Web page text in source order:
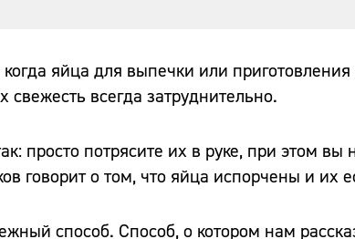
яйца для выпечки или
всегда затруднительно.
просто потрясите их в руке, при этом
говорит о том, что яйца испорчены и их
способ. Способ, о котором нам